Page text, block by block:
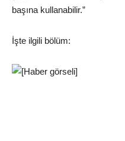
başına kullanabilir.”
İşte ilgili bölüm: